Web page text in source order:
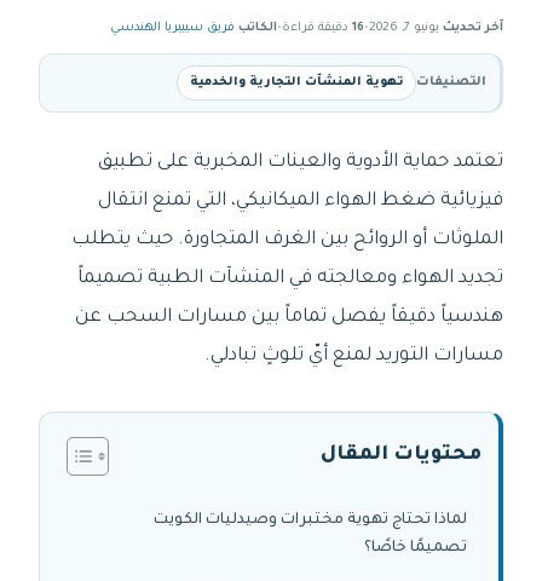
آخر تحديث يونيو 7, 2026 •
16 دقيقة قراءة•الكاتب فريق سيبيريا الهندسي
التصنيفات تهوية المنشآت التجارية والخدمية
تعتمد حماية الأدوية والعينات المخبرية على تطبيق
فيزيائية ضغط الهواء الميكانيكي، التي تمنع انتقال
الملوثات أو الروائح بين الغرف المتجاورة. حيث يتطلب
تجديد الهواء ومعالجته في المنشآت الطبية تصميماً
هندسياً دقيقاً يفصل تماماً بين مسارات السحب عن
مسارات التوريد لمنع أيّ تلوثٍ تبادلي.
محتويات المقال
لماذا تحتاج تهوية مختبرات وصيدليات الكويت
تصميمًا خاصًا؟